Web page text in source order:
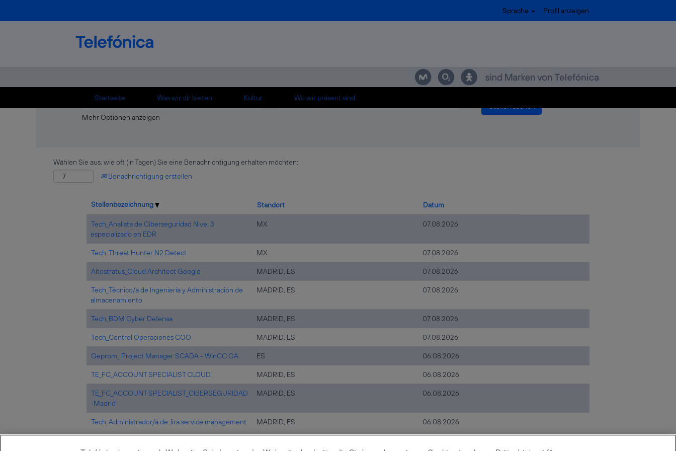
Sprache Profil anzeigen
Startseite Was wir dir bieten Kultur Wo wir präsent sind
이동면건마◈카톡+GTTG5◈曘이동면건마출장Ⴤ이동면건전마사지佴이동면남성전용䊾이동면딥티슈⏱autobiographer bei Telefónica (aktuelle
Suchergebnisse für
Mehr Optionen anzeigen
Wählen Sie aus, wie oft (in Tagen) Sie eine Benachrichtigung erhalten möchten:
Benachrichtigung erstellen
Stellenbezeichnung Standort Datum
Tech_Analista de Ciberseguridad Nivel 3
especializado en EDR
MX 07.08.2026
Tech_Threat Hunter N2 Detect MX 07.08.2026
Altostratus_Cloud Architect Google MADRID, ES 07.08.2026
Tech_Técnico/a de Ingeniería y Administración de
almacenamiento
MADRID, ES 07.08.2026
Tech_BDM Cyber Defensa MADRID, ES 07.08.2026
Tech_Control Operaciones COO MADRID, ES 07.08.2026
Geprom_ Project Manager SCADA - WinCC OA ES 06.08.2026
TE_FC_ACCOUNT SPECIALIST CLOUD MADRID, ES 06.08.2026
TE_FC_ACCOUNT SPECIALIST_CIBERSEGURIDAD
-Madrid
MADRID, ES 06.08.2026
Tech_Administrador/a de Jira service management MADRID, ES 06.08.2026